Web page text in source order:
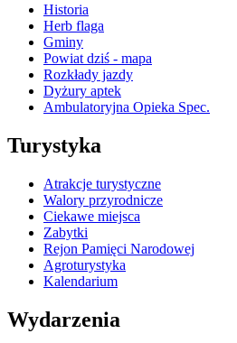
Historia
Herb flaga
Gminy
Powiat dziś - mapa
Rozkłady jazdy
Dyżury aptek
Ambulatoryjna Opieka Spec.
Turystyka
Atrakcje turystyczne
Walory przyrodnicze
Ciekawe miejsca
Zabytki
Rejon Pamięci Narodowej
Agroturystyka
Kalendarium
Wydarzenia